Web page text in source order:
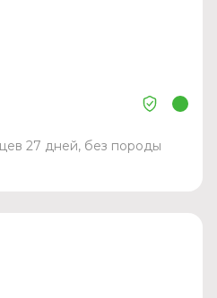
27 дней, без породы